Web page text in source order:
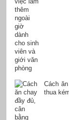
Cách
thua